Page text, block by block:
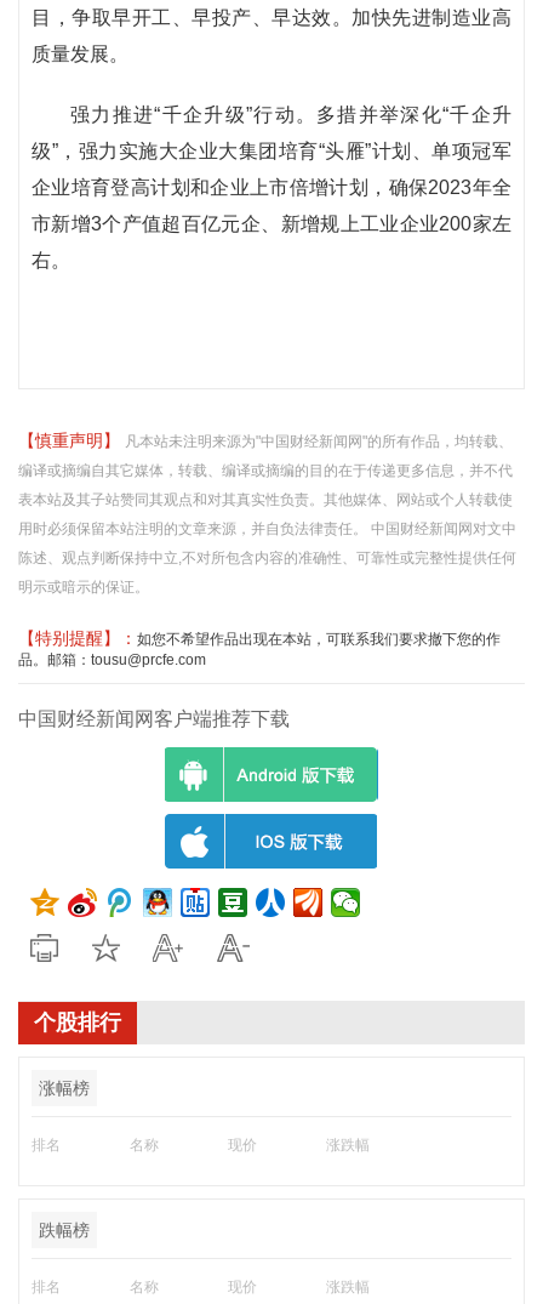
目，争取早开工、早投产、早达效。加快先进制造业高
质量发展。
强力推进“千企升级”行动。多措并举深化“千企升
级”，强力实施大企业大集团培育“头雁”计划、单项冠军
企业培育登高计划和企业上市倍增计划，确保2023年全
市新增3个产值超百亿元企、新增规上工业企业200家左
右。
【慎重声明】
凡本站未注明来源为"中国财经新闻网"的所有作品，均转载、
编译或摘编自其它媒体，转载、编译或摘编的目的在于传递更多信息，并不代
表本站及其子站赞同其观点和对其真实性负责。其他媒体、网站或个人转载使
用时必须保留本站注明的文章来源，并自负法律责任。 中国财经新闻网对文中
陈述、观点判断保持中立,不对所包含内容的准确性、可靠性或完整性提供任何
明示或暗示的保证。
【特别提醒】： 如您不希望作品出现在本站，可联系我们要求撤下您的作
品。邮箱：tousu@prcfe.com
中国财经新闻网客户端推荐下载
个股排行
涨幅榜
排名 名称 现价 涨跌幅
跌幅榜
排名 名称 现价 涨跌幅